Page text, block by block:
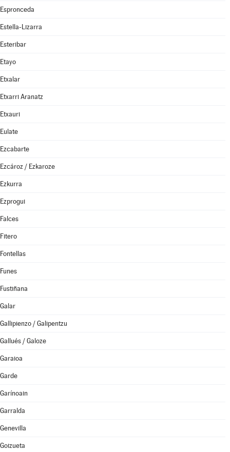
Espronceda
Estella-Lizarra
Esteribar
Etayo
Etxalar
Etxarri Aranatz
Etxauri
Eulate
Ezcabarte
Ezcároz / Ezkaroze
Ezkurra
Ezprogui
Falces
Fitero
Fontellas
Funes
Fustiñana
Galar
Gallipienzo / Galipentzu
Gallués / Galoze
Garaioa
Garde
Garínoain
Garralda
Genevilla
Goizueta